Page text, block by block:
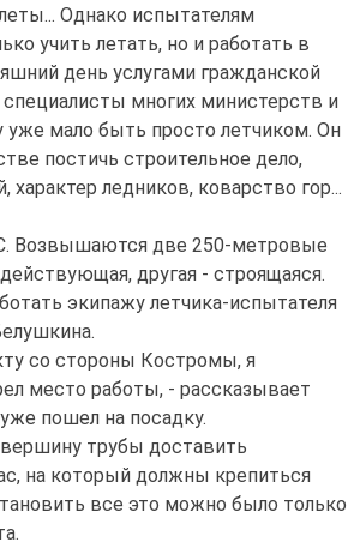
Однако испытателям
учить летать, но и работать в
день услугами гражданской
многих министерств и
уже мало быть просто летчиком. Он
постичь строительное дело,
характер ледников, коварство гор...
Возвышаются две 250-метровые
другая - строящаяся.
экипажу летчика-испытателя
со стороны Костромы, я
место работы, - рассказывает
пошел на посадку.
трубы доставить
на который должны крепиться
все это можно было только